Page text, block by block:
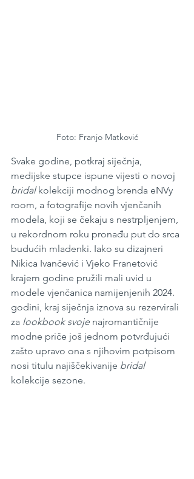
Foto: Franjo Matković
Svake godine, potkraj siječnja,
medijske stupce ispune vijesti o novoj
bridal kolekciji modnog brenda eNVy
room, a fotografije novih vjenčanih
modela, koji se čekaju s nestrpljenjem,
u rekordnom roku pronađu put do srca
budućih mladenki. Iako su dizajneri
Nikica Ivančević i Vjeko Franetović
krajem godine pružili mali uvid u
modele vjenčanica namijenjenih 2024.
godini, kraj siječnja iznova su rezervirali
za lookbook svoje najromantičnije
modne priče još jednom potvrđujući
zašto upravo ona s njihovim potpisom
nosi titulu najiščekivanije bridal
kolekcije sezone.